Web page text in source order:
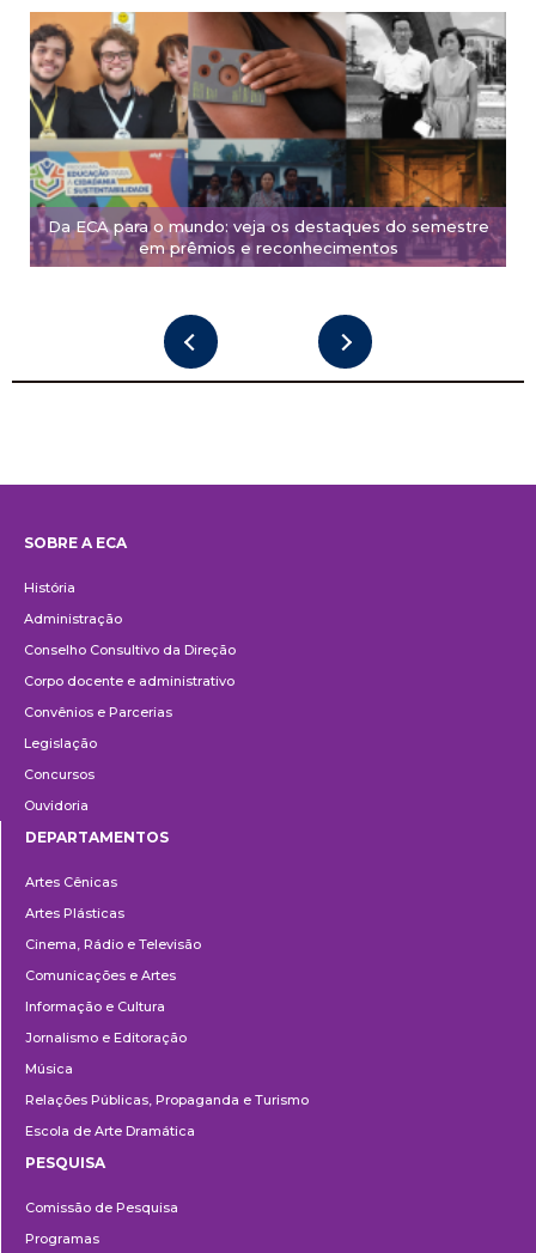
Da ECA para o mundo: veja os destaques do semestre
em prêmios e reconhecimentos
SOBRE A ECA
História
Administração
Conselho Consultivo da Direção
Corpo docente e administrativo
Convênios e Parcerias
Legislação
Concursos
Ouvidoria
DEPARTAMENTOS
Artes Cênicas
Artes Plásticas
Cinema, Rádio e Televisão
Comunicações e Artes
Informação e Cultura
Jornalismo e Editoração
Música
Relações Públicas, Propaganda e Turismo
Escola de Arte Dramática
PESQUISA
Comissão de Pesquisa
Programas